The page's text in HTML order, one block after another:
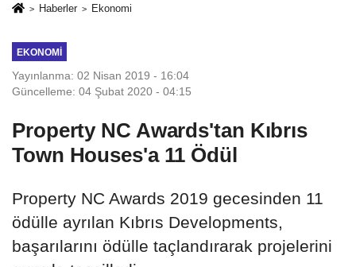
Protokolü
Haberler Ekonomi
EKONOMI
Yayınlanma: 02 Nisan 2019 - 16:04
Güncelleme: 04 Şubat 2020 - 04:15
Property NC Awards'tan Kıbrıs
Town Houses'a 11 Ödül
Property NC Awards 2019 gecesinden 11
ödülle ayrılan Kıbrıs Developments,
başarılarını ödülle taçlandırarak projelerini